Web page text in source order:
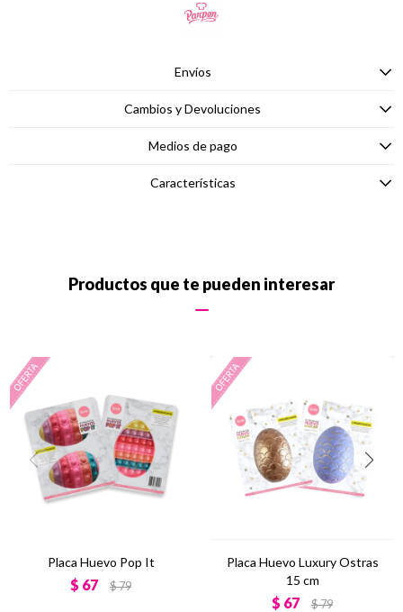
Envíos
Cambios y Devoluciones
Medios de pago
Características
Productos que te pueden interesar
Placa Huevo Pop It
$ 67 $79
Placa Huevo Luxury Ostras
15 cm
$ 67 $79